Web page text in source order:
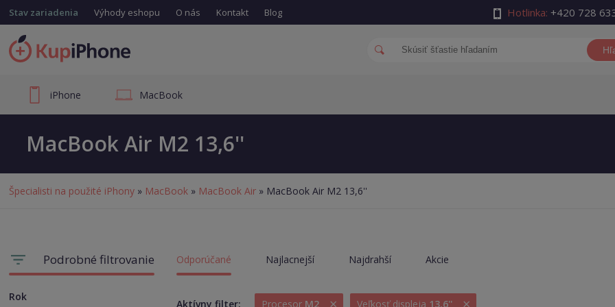
Stav zariadenia Výhody eshopu O nás Kontakt Blog Hotlinka: +420 728
iPhone MacBook
MacBook Air M2 13,6''
Špecialisti na použité iPhony » MacBook » MacBook Air » MacBook Air M2 13,6''
Podrobné filtrovanie
Rok
Odporúčané Najlacnejší Najdrahší Akcie
Aktívny filter: Procesor M2 Veľkosť displeja 13,6''